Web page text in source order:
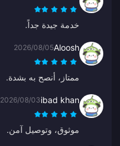
خدمة جيدة جداً.
Aloosh
2026/08/05
ممتاز، أنصح به بشدة.
ibad khan
2026/08/03
موثوق، وتوصيل آمن.